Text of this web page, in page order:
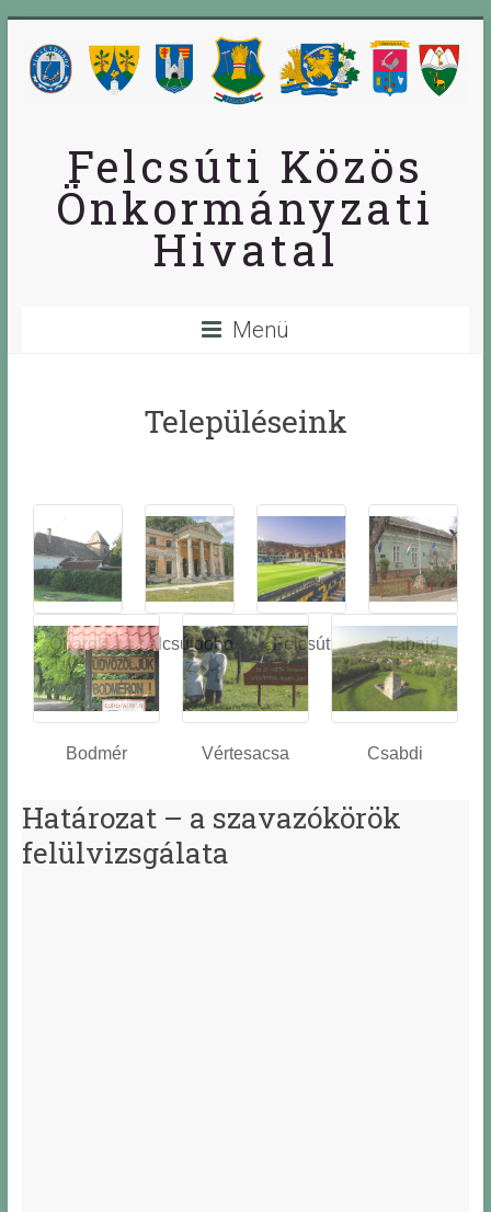
Felcsúti Közös
Önkormányzati
Hivatal
Menü
Településeink
Óbarok
Alcsútdobo
z
Felcsút Tabajd
Bodmér Vértesacsa Csabdi
Határozat – a szavazókörök
felülvizsgálata